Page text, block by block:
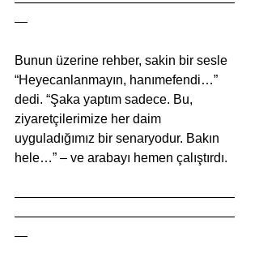
—
Bunun üzerine rehber, sakin bir sesle
“Heyecanlanmayın, hanımefendi…”
dedi. “Şaka yaptım sadece. Bu,
ziyaretçilerimize her daim
uyguladığımız bir senaryodur. Bakın
hele…” – ve arabayı hemen çalıştırdı.
—————————————————
—————————————————
—